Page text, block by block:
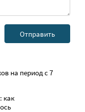
на период с 7
как